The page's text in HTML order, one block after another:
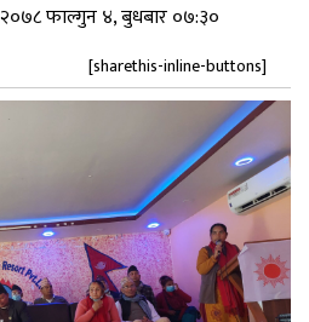
२०७८ फाल्गुन ४, बुधबार ०७:३०
[sharethis-inline-buttons]